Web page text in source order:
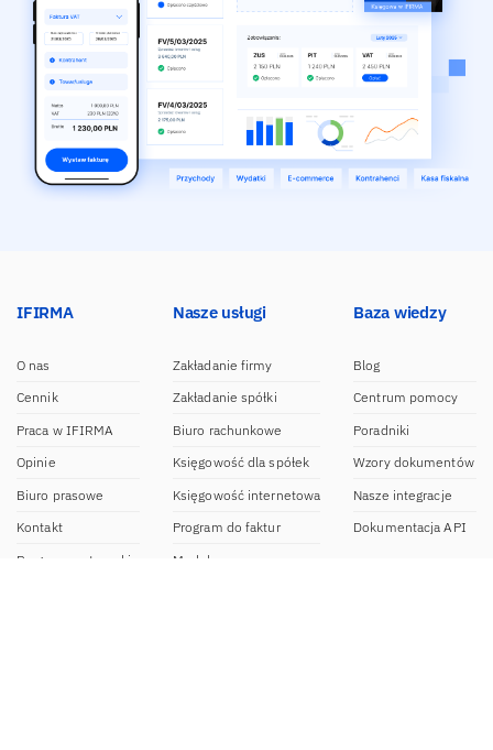
IFIRMA
O nas
Cennik
Praca w IFIRMA
Opinie
Biuro prasowe
Kontakt
Program partnerski
Nasze usługi
Zakładanie firmy
Zakładanie spółki
Biuro rachunkowe
Księgowość dla spółek
Księgowość internetowa
Program do faktur
Moduł e-commerce
Baza wiedzy
Blog
Centrum pomocy
Poradniki
Wzory dokumentów
Nasze integracje
Dokumentacja API